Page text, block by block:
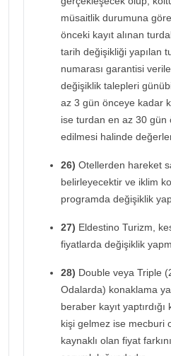
müsaitlik durumuna
önceki kayıt alınan
tarih değişikliği yapılan
numarası garantisi
değişiklik talepleri
az 3 gün önceye kadar
ise turdan en az 30 gün
edilmesi halinde
26) Otellerden hareket
belirleyecektir ve iklim
programda değişiklik
27) Eldestino Turizm,
fiyatlarda değişiklik
28) Double veya Triple
Odalarda) konaklama
beraber kayıt
kişi gelmez ise mecburi
kaynaklı olan fiyat